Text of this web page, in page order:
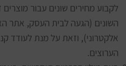
לקבוע מחירים שונים עבור
השונים (הגעה לבית העסק, אתר
אלקטרוני), וזאת על מנת לעודד
הערוצים.